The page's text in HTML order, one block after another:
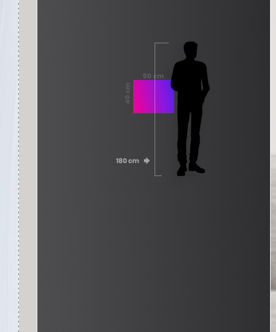
50 cm
40 cm